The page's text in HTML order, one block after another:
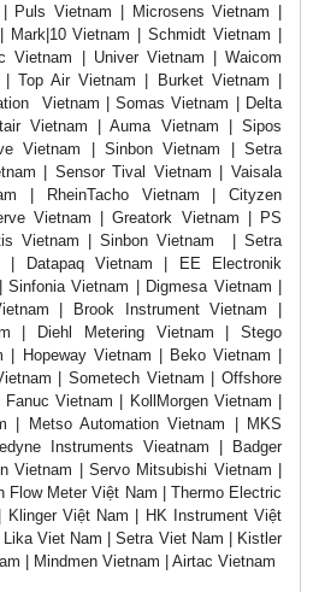
Puls Vietnam | Microsens Vietnam |
Vietnam | Schmidt Vietnam |
Vietnam | Univer Vietnam | Waicom
Top Air Vietnam | Burket Vietnam |
Vietnam | Somas Vietnam | Delta
Vietnam | Auma Vietnam | Sipos
Vietnam | Sinbon Vietnam | Setra
| Sensor Tival Vietnam | Vaisala
| RheinTacho Vietnam | Cityzen
Vietnam | Greatork Vietnam | PS
Vietnam | Sinbon Vietnam | Setra
| Datapaq Vietnam | EE Electronik
Vietnam | Digmesa Vietnam |
| Brook Instrument Vietnam |
| Diehl Metering Vietnam | Stego
| Hopeway Vietnam | Beko Vietnam |
| Sometech Vietnam | Offshore
Vietnam | KollMorgen Vietnam |
| Metso Automation Vietnam | MKS
Instruments Vieatnam | Badger
Vietnam | Servo Mitsubishi Vietnam |
Flow Meter Việt Nam | Thermo Electric
Việt Nam | HK Instrument Việt
Viet Nam | Setra Viet Nam | Kistler
| Mindmen Vietnam | Airtac Vietnam